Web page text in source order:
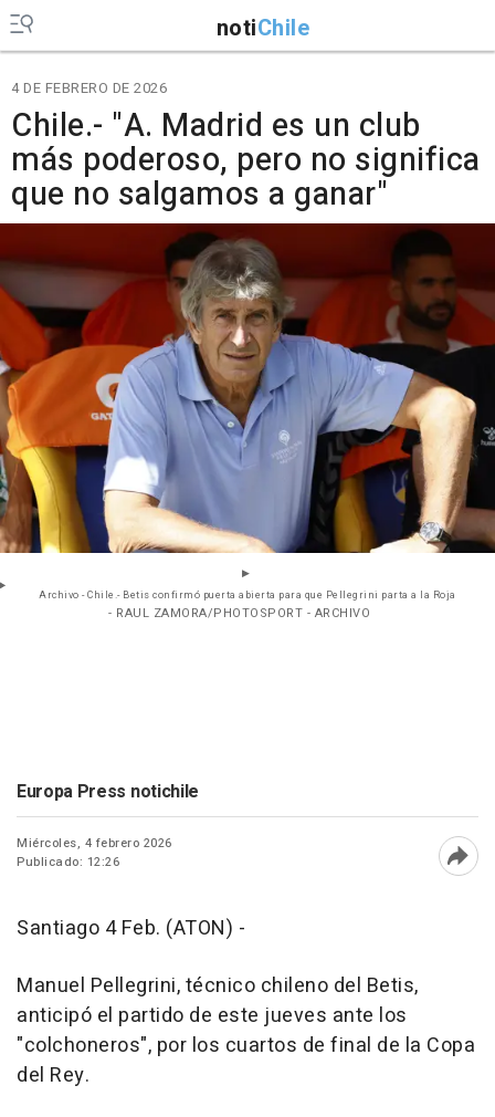
notiChile
4 DE FEBRERO DE 2026
Chile.- "A. Madrid es un club
más poderoso, pero no significa
que no salgamos a ganar"
Archivo - Chile.- Betis confirmó puerta abierta para que Pellegrini parta a la Roja
- RAUL ZAMORA/PHOTOSPORT - ARCHIVO
Europa Press notichile
Miércoles, 4 febrero 2026
Publicado: 12:26
Santiago 4 Feb. (ATON) -
Manuel Pellegrini, técnico chileno del Betis,
anticipó el partido de este jueves ante los
"colchoneros", por los cuartos de final de la Copa
del Rey.